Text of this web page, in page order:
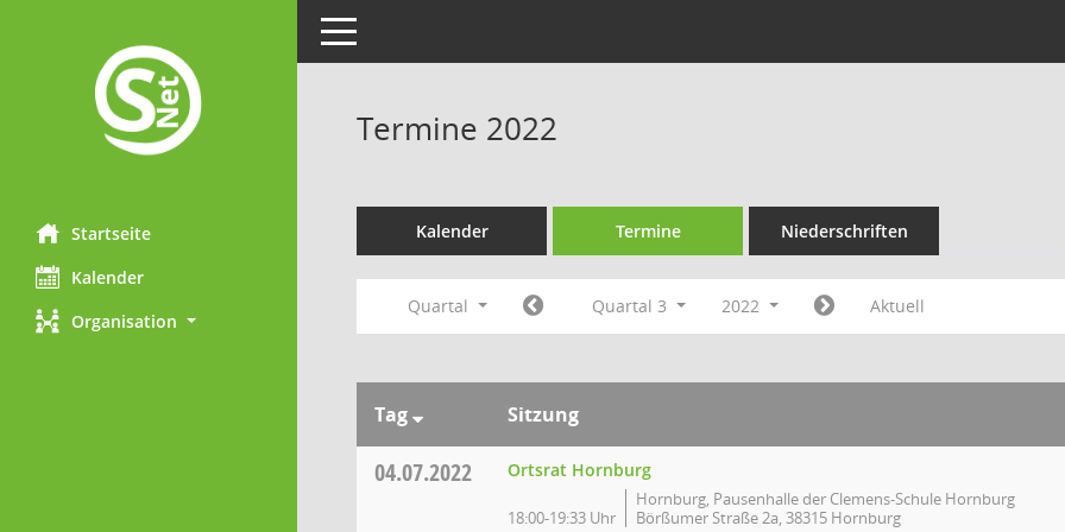
Startseite
Kalender
Organisation
Toggle navigation
Termine 2022
Kalender Termine Niederschriften
Quartal Quartal 3 2022 Aktuell
Tag Sitzung
04.07.2022 Ortsrat Hornburg
18:00-19:33 Uhr
Hornburg, Pausenhalle der Clemens-Schule Hornburg
Börßumer Straße 2a, 38315 Hornburg